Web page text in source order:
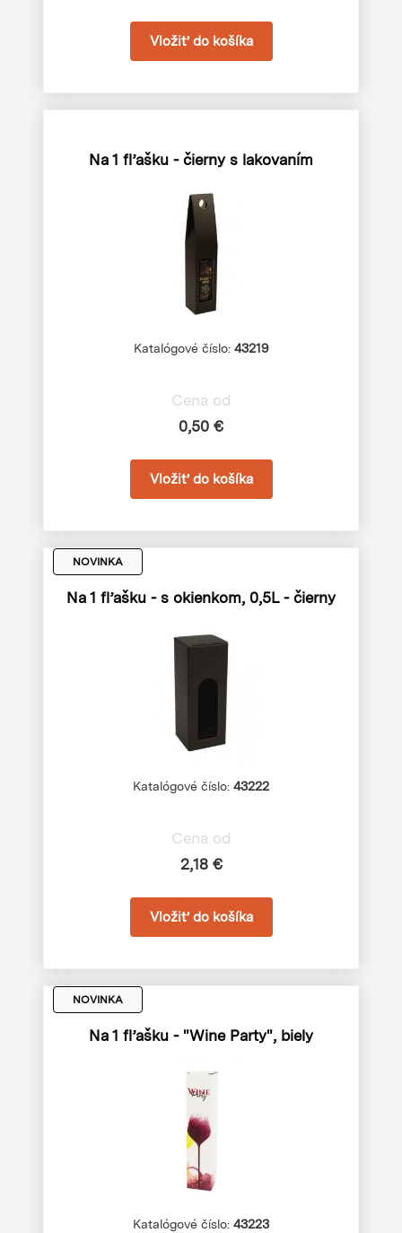
Na 1 fľašku - čierny s lakovaním
Katalógové číslo: 43219
Cena od
0,50 €
NOVINKA
Na 1 fľašku - s okienkom, 0,5L - čierny
Katalógové číslo: 43222
Cena od
2,18 €
NOVINKA
Na 1 fľašku - "Wine Party", biely
Katalógové číslo: 43223